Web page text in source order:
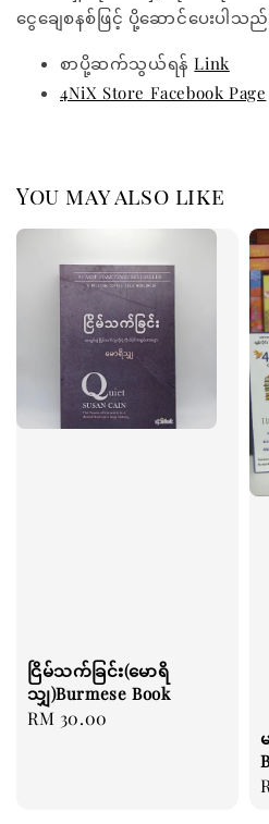
ငွေချေစနစ်ဖြင့် ပို့ဆောင်ပေးပါသည်
စာပို့ဆက်သွယ်ရန်Link
4NiX Store Facebook Page
You may also like
ငြိမ်သက်ခြင်း(မောရိ
သျှ)Burmese Book
Regular
RM 30.00